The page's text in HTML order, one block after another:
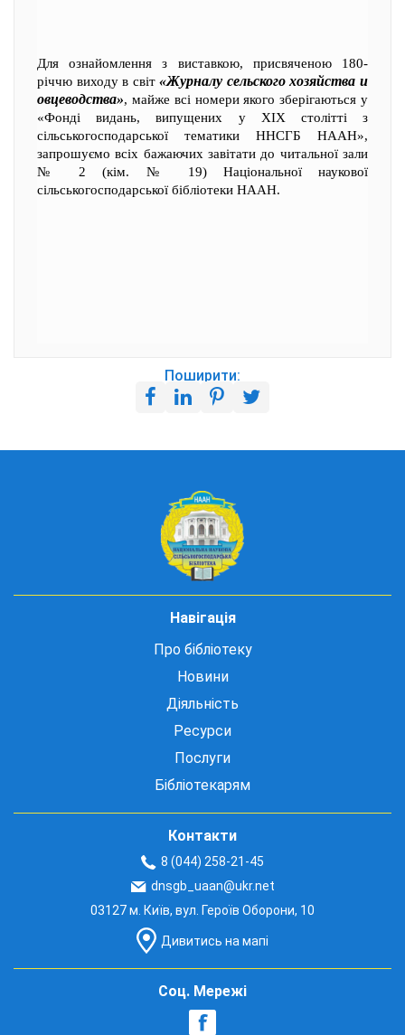
Для ознайомлення з виставкою, присвяченою 180-
річчю виходу в світ«Журналу сельского хозяйства и
овцеводства», майже всі номери якого зберігаються у
«Фонді видань, випущених у ХІХ столітті з
сільськогосподарської тематики ННСГБ НААН»,
запрошуємо всіх бажаючих завітати до читальної зали
№ 2 (кім. № 19) Національної наукової
сільськогосподарської бібліотеки НААН.
Поширити:
Навігація
Про бібліотеку
Новини
Діяльність
Ресурси
Послуги
Бібліотекарям
Контакти
8 (044) 258-21-45
dnsgb_uaan@ukr.net
03127 м. Київ, вул. Героїв Оборони, 10
Дивитись на мапі
Соц. Мережі